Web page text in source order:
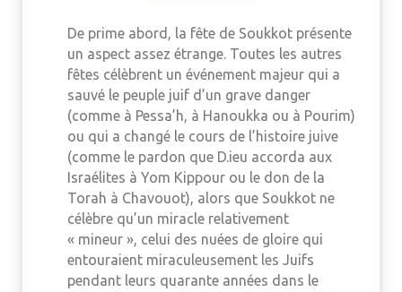
De prime abord, la fête de Soukkot présente
un aspect assez étrange. Toutes les autres
fêtes célèbrent un événement majeur qui a
sauvé le peuple juif d’un grave danger
(comme à Pessa’h, à Hanoukka ou à Pourim)
ou qui a changé le cours de l’histoire juive
(comme le pardon que D.ieu accorda aux
Israélites à Yom Kippour ou le don de la
Torah à Chavouot), alors que Soukkot ne
célèbre qu’un miracle relativement
« mineur », celui des nuées de gloire qui
entouraient miraculeusement les Juifs
pendant leurs quarante années dans le